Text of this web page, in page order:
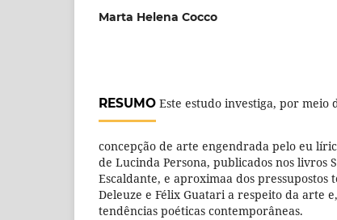
Marta Helena Cocco
RESUMO Este estudo investiga, por meio
concepção de arte engendrada pelo eu
de Lucinda Persona, publicados nos livros
Escaldante, e aproximaa dos pressupostos
Deleuze e Félix Guatari a respeito da arte
tendências poéticas contemporâneas.